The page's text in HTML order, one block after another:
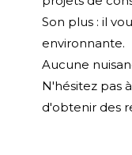
Son plus : il
environnante.
Aucune
N'hésitez pas
d'obtenir des